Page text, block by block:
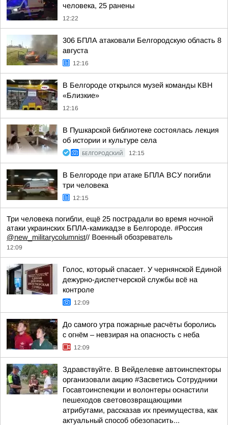
человека, 25 ранены
12:22
306 БПЛА атаковали Белгородскую область 8
августа
12:16
В Белгороде открылся музей команды КВН
«Близкие»
12:16
В Пушкарской библиотеке состоялась лекция
об истории и культуре села
БЕЛГОРОДСКИЙ 12:15
В Белгороде при атаке БПЛА ВСУ погибли
три человека
12:15
Три человека погибли, ещё 25 пострадали во время ночной
атаки украинских БПЛА-камикадзе в Белгороде. #Россия
@new_militarycolumnist// Военный обозреватель
12:09
Голос, который спасает. У чернянской Единой
дежурно-диспетчерской службы всё на
контроле
12:09
До самого утра пожарные расчёты боролись
с огнём – невзирая на опасность с неба
12:09
Здравствуйте. В Вейделевке автоинспекторы
организовали акцию #Засветись Сотрудники
Госавтоинспекции и волонтеры оснастили
пешеходов световозвращающими
атрибутами, рассказав их преимущества, как
актуальный способ обезопасить...